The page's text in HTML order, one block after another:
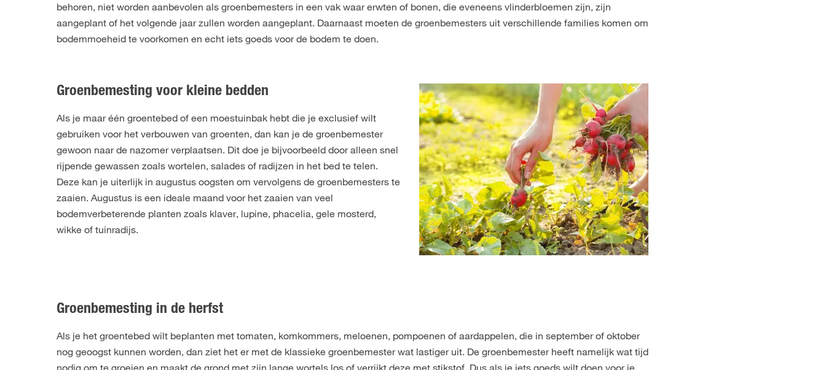
behoren, niet worden aanbevolen als groenbemesters in een vak waar erwten of bonen, die eveneens vlinderbloemen zijn, zijn
aangeplant of het volgende jaar zullen worden aangeplant. Daarnaast moeten de groenbemesters uit verschillende families komen om
bodemmoeheid te voorkomen en echt iets goeds voor de bodem te doen.
Groenbemesting voor kleine bedden
Als je maar één groentebed of een moestuinbak hebt die je exclusief wilt
gebruiken voor het verbouwen van groenten, dan kan je de groenbemester
gewoon naar de nazomer verplaatsen. Dit doe je bijvoorbeeld door alleen snel
rijpende gewassen zoals wortelen, salades of radijzen in het bed te telen.
Deze kan je uiterlijk in augustus oogsten om vervolgens de groenbemesters te
zaaien. Augustus is een ideale maand voor het zaaien van veel
bodemverbeterende planten zoals klaver, lupine, phacelia, gele mosterd,
wikke of tuinradijs.
Groenbemesting in de herfst
Als je het groentebed wilt beplanten met tomaten, komkommers, meloenen, pompoenen of aardappelen, die in september of oktober
nog geoogst kunnen worden, dan ziet het er met de klassieke groenbemester wat lastiger uit. De groenbemester heeft namelijk wat tijd
nodig om te groeien en maakt de grond met zijn lange wortels los of verrijkt deze met stikstof. Dus als je iets goeds wilt doen voor je